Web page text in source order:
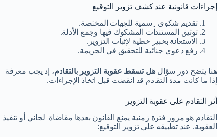
إجراءات قانونية عند كشف تزوير التوقيع
تقديم شكوى رسمية للجهات المختصة.
توثيق المستندات المشكوك فيها وجمع الأدلة.
الاستعانة بخبير خطية لإثبات التزوير.
رفع دعوى جنائية للتحقيق في الجريمة.
هنا يتضح دور سؤال هل تسقط عقوبة التزوير بالتقادم، إذ يجب معرفة
إذا ما كانت مدة التقادم قد انقضت قبل اتخاذ الإجراءات.
أثر التقادم على عقوبة التزوير
التقادم هو مرور فترة زمنية يمنع القانون بعدها مقاضاة الجاني أو تنفيذ
العقوبة. عند تطبيقه على تزوير التوقيع: